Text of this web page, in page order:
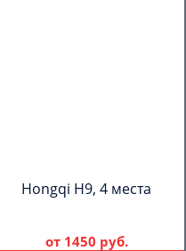
Hongqi H9, 4 места
от 1450 руб.